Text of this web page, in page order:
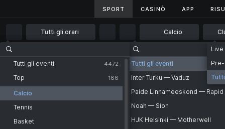
SPORT CASINÒ APP
SPORT CASINÒ APP
Tutti gli orari Calcio
UEFA Conference League
1 ora
2 ore
4 ore
6 ore
12 ore
Tutti gli eventi
CATEGORIA
Club
UEFA Europa League
UEFA Conference League
Tutti gli eventi
Inter Turku — Vaduz
Paide Linnameeskond — Rapid
Noah — Sion
HJK Helsinki — Motherwell
Live
Tutti
Tutti gli eventi 4472
Top 186
Calcio
Tennis
Basket